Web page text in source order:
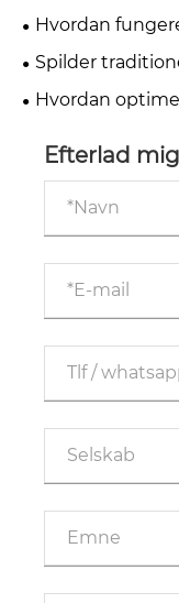
Hvordan
Spilder
overskud?
Hvordan
Efterlad